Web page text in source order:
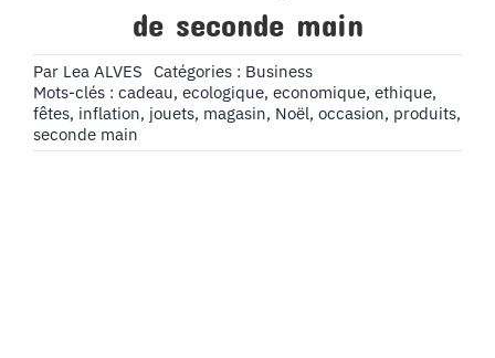
de seconde main
Par Lea ALVES Catégories : Business
Mots-clés : cadeau, ecologique, economique, ethique,
fêtes, inflation, jouets, magasin, Noël, occasion, produits,
seconde main